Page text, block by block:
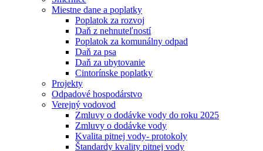
Miestne dane a poplatky
Poplatok za rozvoj
Daň z nehnuteľností
Poplatok za komunálny odpad
Daň za psa
Daň za ubytovanie
Cintorínske poplatky
Projekty
Odpadové hospodárstvo
Verejný vodovod
Zmluvy o dodávke vody do roku 2025
Zmluvy o dodávke vody
Kvalita pitnej vody- protokoly
Štandardy kvality pitnej vody